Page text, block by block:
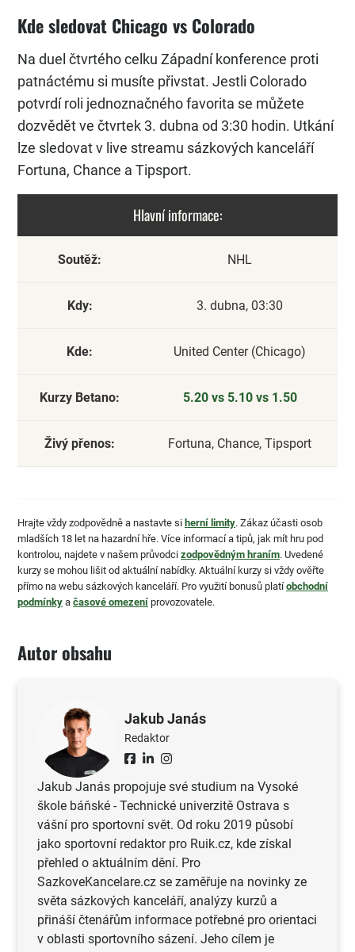
Kde sledovat Chicago vs Colorado
Na duel čtvrtého celku Západní konference proti
patnáctému si musíte přivstat. Jestli Colorado
potvrdí roli jednoznačného favorita se můžete
dozvědět ve čtvrtek 3. dubna od 3:30 hodin. Utkání
lze sledovat v live streamu sázkových kanceláří
Fortuna, Chance a Tipsport.
Hlavní informace:
Soutěž: NHL
Kdy: 3. dubna, 03:30
Kde: United Center (Chicago)
Kurzy Betano: 5.20 vs 5.10 vs 1.50
Živý přenos: Fortuna, Chance, Tipsport
Hrajte vždy zodpovědně a nastavte si herní limity. Zákaz účasti osob
mladších 18 let na hazardní hře. Více informací a tipů, jak mít hru pod
kontrolou, najdete v našem průvodci zodpovědným hraním. Uvedené
kurzy se mohou lišit od aktuální nabídky. Aktuální kurzy si vždy ověřte
přímo na webu sázkových kanceláří. Pro využití bonusů platíobchodní
podmínky a časové omezení provozovatele.
Autor obsahu
Jakub Janás
Redaktor
Jakub Janás propojuje své studium na Vysoké
škole báňské - Technické univerzitě Ostrava s
vášní pro sportovní svět. Od roku 2019 působí
jako sportovní redaktor pro Ruik.cz, kde získal
přehled o aktuálním dění. Pro
SazkoveKancelare.cz se zaměřuje na novinky ze
světa sázkových kanceláří, analýzy kurzů a
přináší čtenářům informace potřebné pro orientaci
v oblasti sportovního sázení. Jeho cílem je